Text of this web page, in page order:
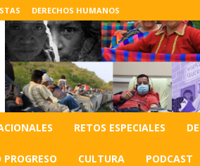
DERECHOS HUMANOS
RETOS ESPECIALES
PROGRESO CULTURA PODCAST